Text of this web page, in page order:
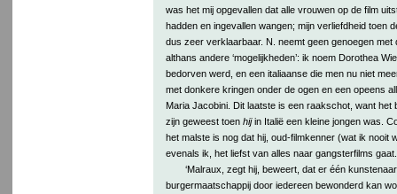
was het mij opgevallen dat alle vrouwen op de film
hadden en ingevallen wangen; mijn verliefdheid toen
dus zeer verklaarbaar. N. neemt geen genoegen met
althans andere ‘mogelijkheden’: ik noem Dorothea
bedorven werd, en een italiaanse die men nu niet
met donkere kringen onder de ogen en een opeens
Maria Jacobini. Dit laatste is een raakschot, want het
zijn geweest toen hijin Italië een kleine jongen was.
het malste is nog dat hij, oud-filmkenner (wat ik nooit
evenals ik, het liefst van alles naar gangsterfilms gaat.
‘Malraux, zegt hij, beweert, dat er één
burgermaatschappij door iedereen bewonderd kan